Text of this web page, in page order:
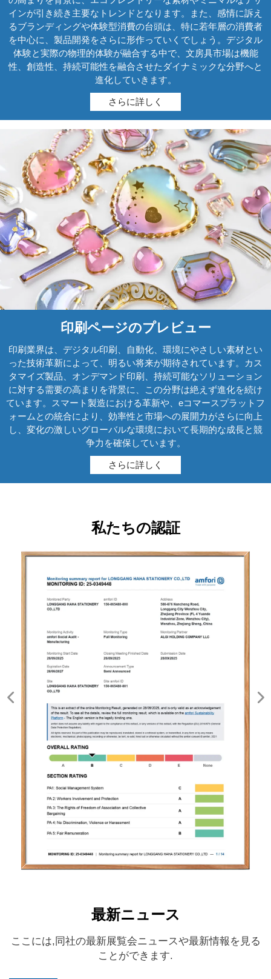
インが引き続き主要なトレンドとなります。また、感情に訴え
るブランディングや体験型消費の台頭は、特に若年層の消費者
を中心に、製品開発をさらに形作っていくでしょう。デジタル
体験と実際の物理的体験が融合する中で、文房具市場は機能
性、創造性、持続可能性を融合させたダイナミックな分野へと
進化していきます。
さらに詳しく
印刷ページのプレビュー
印刷業界は、デジタル印刷、自動化、環境にやさしい素材とい
った技術革新によって、明るい将来が期待されています。カス
タマイズ製品、オンデマンド印刷、持続可能なソリューション
に対する需要の高まりを背景に、この分野は絶えず進化を続け
ています。スマート製造における革新や、eコマースプラットフ
ォームとの統合により、効率性と市場への展開力がさらに向上
し、変化の激しいグローバルな環境において長期的な成長と競
争力を確保しています。
さらに詳しく
私たちの認証
最新ニュース
ここには,同社の最新展覧会ニュースや最新情報を見る
ことができます.